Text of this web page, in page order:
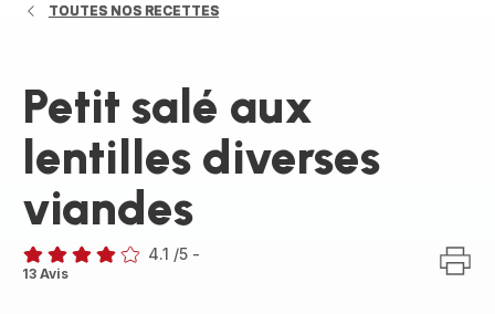
TOUTES NOS RECETTES
Petit salé aux
lentilles diverses
viandes
ratings.4.1
4.1 /5 -
13 Avis